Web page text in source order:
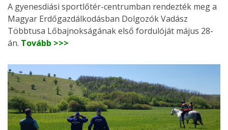
A gyenesdiási sportlőtér-centrumban rendezték meg a
Magyar Erdőgazdálkodásban Dolgozók Vadász
Többtusa Lőbajnokságának első fordulóját május 28-
án. Tovább >>>